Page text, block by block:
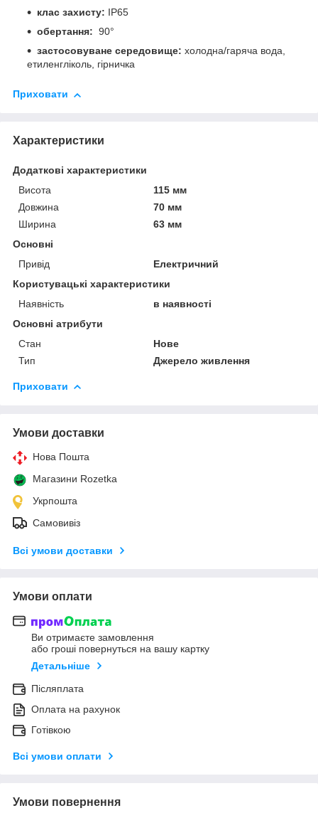
клас захисту: IP65
обертання: 90°
застосовуване середовище: холодна/гаряча вода,
етиленгліколь, гірничка
Приховати
Характеристики
Додаткові характеристики
Висота
115 мм
Довжина
70 мм
Ширина
63 мм
Основні
Привід
Електричний
Користувацькі характеристики
Наявність
в наявності
Основні атрибути
Стан
Нове
Тип
Джерело живлення
Приховати
Умови доставки
Нова Пошта
Магазини Rozetka
Укрпошта
Самовивіз
Всі умови доставки
Умови оплати
Ви отримаєте замовлення
або гроші повернуться на вашу картку
Детальніше
Післяплата
Оплата на рахунок
Готівкою
Всі умови оплати
Умови повернення